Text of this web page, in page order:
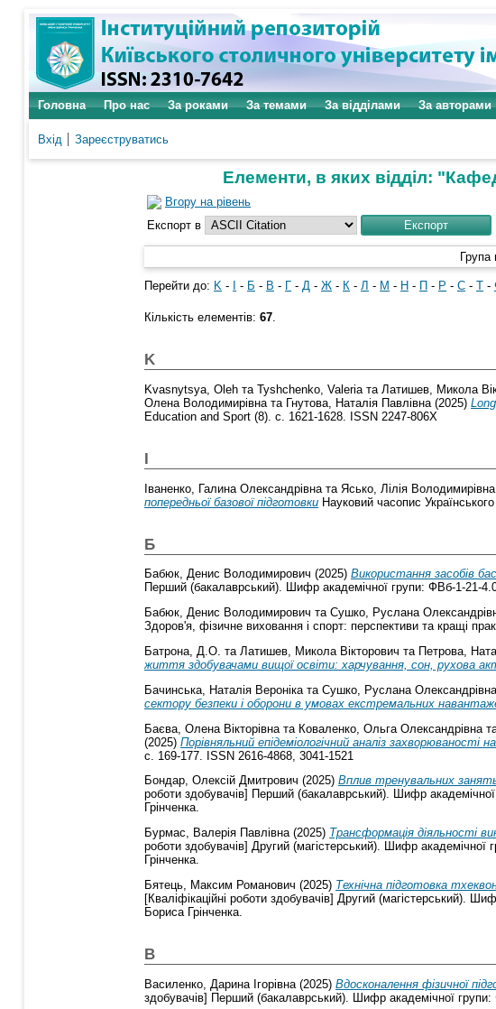
Головна Про нас За роками За темами За відділами За авторами
Вхід Зареєструватись
Елементи, в яких відділ:
Вгору на рівень
Експорт в
Група
Перейти до: K - - Б - В - Г - Д - Ж - К - Л - М - Н - П - Р - С - Т -
Кількість елементів: 67.
K
Kvasnytsya, Oleh та Tyshchenko, Valeria та Латишев, Микола
Олена Володимирівна та Гнутова, Наталія Павлівна (2025)
Education and Sport (8). с. 1621-1628. ISSN 2247-806X
І
Іваненко, Галина Олександрівна та Ясько, Лілія Володимирівна
попередньої базової підготовки Науковий часопис
Б
Бабюк, Денис Володимирович (2025) Використання засобів
Перший (бакалаврський). Шифр академічної групи: ФВб-1-21-
Бабюк, Денис Володимирович та Сушко, Руслана
Здоров'я, фізичне виховання і спорт: перспективи та кращі
Батрона, Д.О. та Латишев, Микола Вікторович та Петрова,
життя здобувачами вищої освіти: харчування, сон, рухова
Бачинська, Наталія Вероніка та Сушко, Руслана Олександрівна
сектору безпеки і оборони в умовах екстремальних
Баєва, Олена Вікторівна та Коваленко, Ольга Олександрівна
(2025) Порівняльний епідеміологічний аналіз
с. 169-177. ISSN 2616-4868, 3041-1521
Бондар, Олексій Дмитрович (2025) Вплив тренувальних
роботи здобувачів] Перший (бакалаврський). Шифр
Грінченка.
Бурмас, Валерія Павлівна(2025) Трансформація діяльності
роботи здобувачів] Другий (магістерський). Шифр
Грінченка.
Бятець, Максим Романович (2025) Технічна підготовка
[Кваліфікаційні роботи здобувачів] Другий (магістерський).
Бориса Грінченка.
В
Василенко, Дарина Ігорівна (2025) Вдосконалення фізичної
здобувачів] Перший (бакалаврський). Шифр академічної групи: